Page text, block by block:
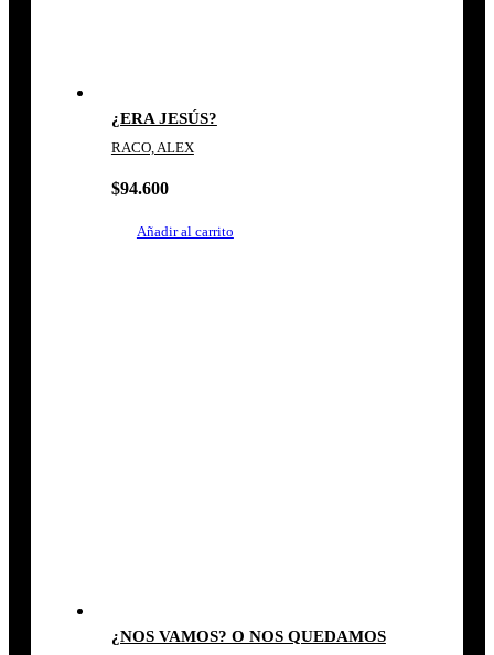
¿ERA JESÚS?
RACO, ALEX
$94.600
Añadir al carrito
¿NOS VAMOS? O NOS QUEDAMOS